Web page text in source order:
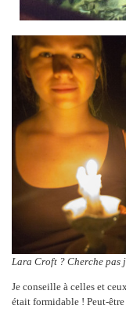
Lara Croft ? Cherche pas
Je conseille à celles et
était formidable ! Peut-